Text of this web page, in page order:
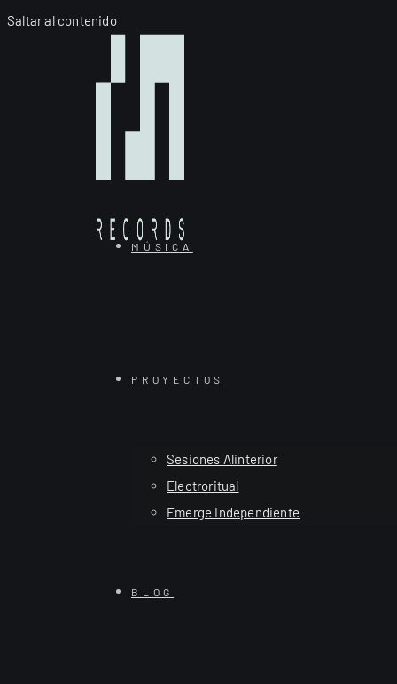
Saltar al contenido
MÚSICA
PROYECTOS
Sesiones Alinterior
Electroritual
Emerge Independiente
BLOG